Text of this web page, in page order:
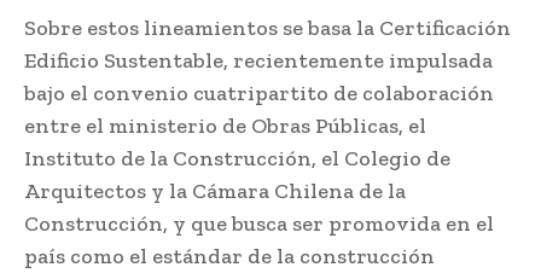
Sobre estos lineamientos se basa la Certificación
Edificio Sustentable, recientemente impulsada
bajo el convenio cuatripartito de colaboración
entre el ministerio de Obras Públicas, el
Instituto de la Construcción, el Colegio de
Arquitectos y la Cámara Chilena de la
Construcción, y que busca ser promovida en el
país como el estándar de la construcción